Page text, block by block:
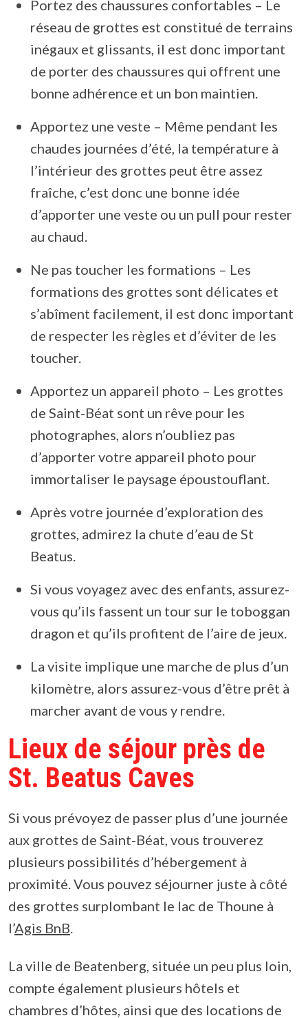
Portez des chaussures confortables – Le
réseau de grottes est constitué de terrains
inégaux et glissants, il est donc important
de porter des chaussures qui offrent une
bonne adhérence et un bon maintien.
Apportez une veste – Même pendant les
chaudes journées d’été, la température à
l’intérieur des grottes peut être assez
fraîche, c’est donc une bonne idée
d’apporter une veste ou un pull pour rester
au chaud.
Ne pas toucher les formations – Les
formations des grottes sont délicates et
s’abîment facilement, il est donc important
de respecter les règles et d’éviter de les
toucher.
Apportez un appareil photo – Les grottes
de Saint-Béat sont un rêve pour les
photographes, alors n’oubliez pas
d’apporter votre appareil photo pour
immortaliser le paysage époustouflant.
Après votre journée d’exploration des
grottes, admirez la chute d’eau de St
Beatus.
Si vous voyagez avec des enfants, assurez-
vous qu’ils fassent un tour sur le toboggan
dragon et qu’ils profitent de l’aire de jeux.
La visite implique une marche de plus d’un
kilomètre, alors assurez-vous d’être prêt à
marcher avant de vous y rendre.
Lieux de séjour près de
St. Beatus Caves
Si vous prévoyez de passer plus d’une journée
aux grottes de Saint-Béat, vous trouverez
plusieurs possibilités d’hébergement à
proximité. Vous pouvez séjourner juste à côté
des grottes surplombant le lac de Thoune à
l’Agis BnB.
La ville de Beatenberg, située un peu plus loin,
compte également plusieurs hôtels et
chambres d’hôtes, ainsi que des locations de